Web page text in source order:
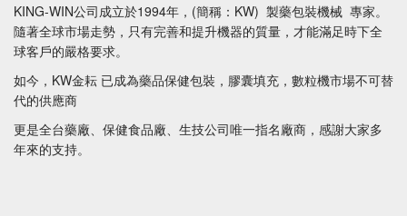
KING-WIN公司成立於1994年，(簡稱：KW) 製藥包裝機械 專家。
​隨著全球市場走勢，只有完善和提升機器的質量，才能滿足時下全
球客戶的嚴格要求。
如今，KW金耘 已成為藥品保健包裝，膠囊填充，數粒機市場不可替
代的供應商
更是全台藥廠、保健食品廠、生技公司唯一指名廠商，感謝大家多
年來的支持。